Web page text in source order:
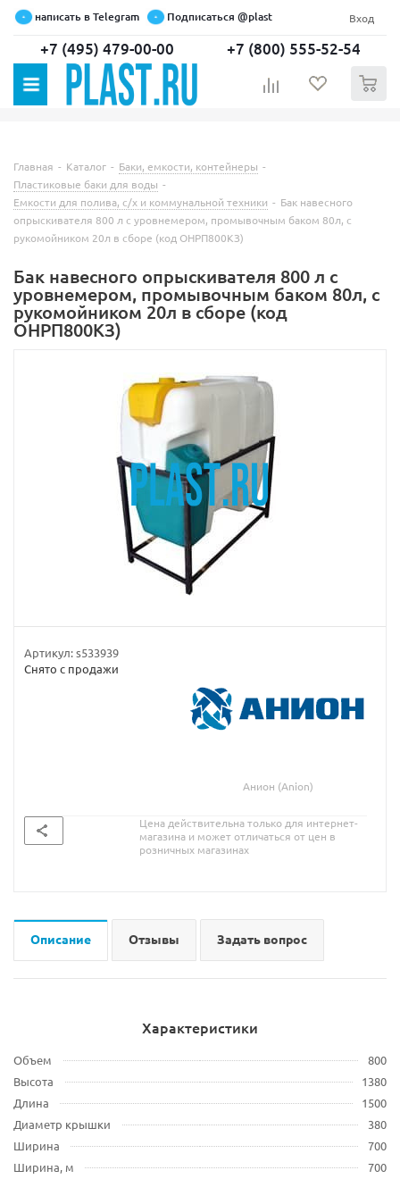
написать в Telegram Подписаться @plast Вход
+7 (495) 479-00-00 +7 (800) 555-52-54
Главная - Каталог - Баки, емкости, контейнеры -
Пластиковые баки для воды -
Емкости для полива, c/х и коммунальной техники - Бак навесного
опрыскивателя 800 л с уровнемером, промывочным баком 80л, с
рукомойником 20л в сборе (код ОНРП800КЗ)
Бак навесного опрыскивателя 800 л с
уровнемером, промывочным баком 80л, с
рукомойником 20л в сборе (код
ОНРП800КЗ)
Артикул:s533939
Снято с продажи
Анион (Anion)
Цена действительна только для интернет-
магазина и может отличаться от цен в
розничных магазинах
Описание Отзывы Задать вопрос
Характеристики
Объем
800
Высота
1380
Длина
1500
Диаметр крышки
380
Ширина
700
Ширина, м
700